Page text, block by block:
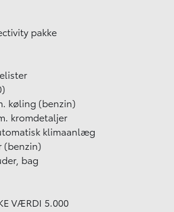
pakke
køling (benzin)
kromdetaljer
klimaanlæg
(benzin)
bag
VÆRDI 5.000